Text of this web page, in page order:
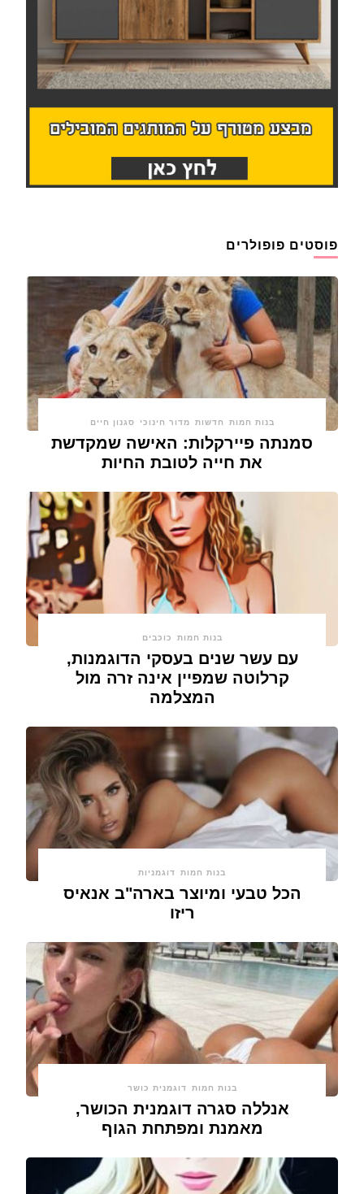
פוסטים פופולרים
בנות חמות חדשות מדור חינוכי סגנון חיים
סמנתה פיירקלות: האישה שמקדשת
את חייה לטובת החיות
בנות חמות כוכבים
עם עשר שנים בעסקי הדוגמנות,
קרלוטה שמפיין אינה זרה מול
המצלמה
בנות חמות דוגמניות
הכל טבעי ומיוצר בארה"ב אנאיס
ריזו
בנות חמות דוגמנית כושר
אנללה סגרה דוגמנית הכושר,
מאמנת ומפתחת הגוף